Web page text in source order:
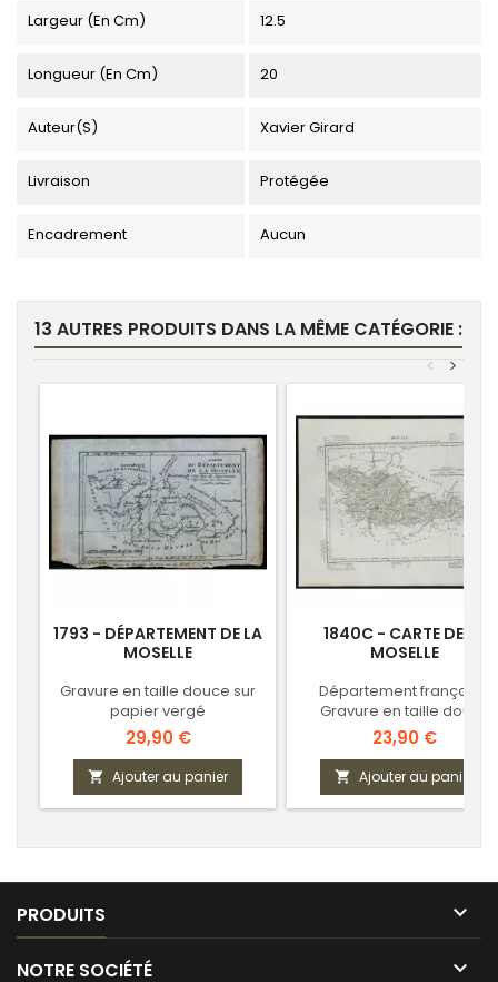
Largeur (en Cm) 12.5
Longueur (en Cm) 20
Auteur(s) Xavier Girard
Livraison Protégée
Encadrement Aucun
13 AUTRES PRODUITS DANS LA MÊME CATÉGORIE :
>
<
1793 - DÉPARTEMENT DE LA
MOSELLE
Gravure en taille douce sur
papier vergé
Prix
29,90 €
 Ajouter au panier
1840C - CARTE DE LA
MOSELLE
Département français -
Gravure en taille douce
Prix
23,90 €
 Ajouter au panier
PRODUITS 
NOTRE SOCIÉTÉ 